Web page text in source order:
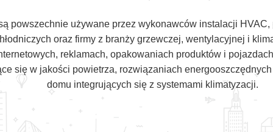
powszechnie używane przez wykonawców instalacji
oraz firmy z branży grzewczej, wentylacyjnej i
reklamach, opakowaniach produktów i
się w jakości powietrza, rozwiązaniach
domu integrujących się z systemami klimatyzacji.